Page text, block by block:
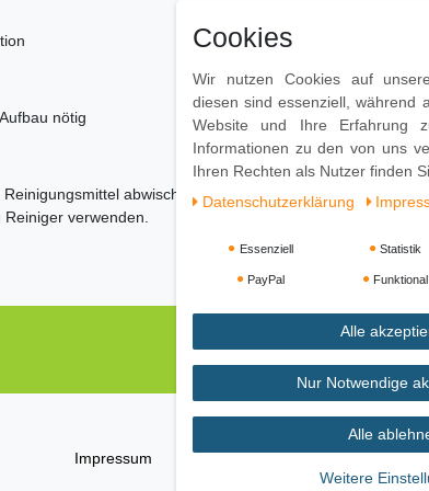
nötig
abwischen, mit trockenem Tuch
verwenden.
Impressum Daten­schutz­erklärung AGB
Cookies
Wir nutzen Cookies auf
diesen sind essenziell, während
Website und Ihre Erfahrung
Informationen zu den von uns
Ihren Rechten als Nutzer finden
Daten­schutz­erklärung
Essenziell Statistik
PayPal Funktional
Alle
Nur Notwendige
Alle
Weitere